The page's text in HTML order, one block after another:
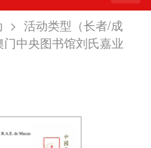
> 活动类型（长者/成
中央图书馆刘氏嘉业